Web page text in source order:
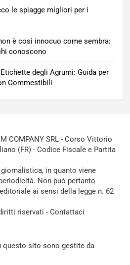
le spiagge migliori per i
è così innocuo come sembra:
conoscono
degli Agrumi: Guida per
Commestibili
COMPANY SRL - Corso Vittorio
(FR) - Codice Fiscale e Partita
in quanto viene
Non può pertanto
ai sensi della legge n. 62
riservati - Contattaci
questo sito sono gestite da